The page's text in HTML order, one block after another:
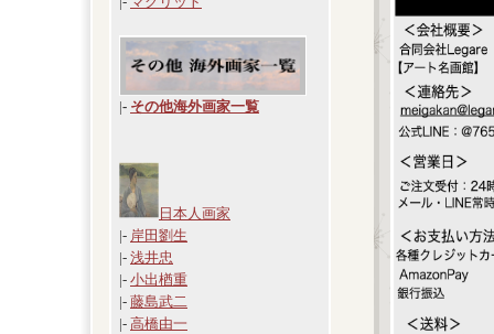
|- その他海外画家一覧
日本人画家
|- 岸田劉生
|- 浅井忠
|- 小出楢重
|- 藤島武二
|- 高橋由一